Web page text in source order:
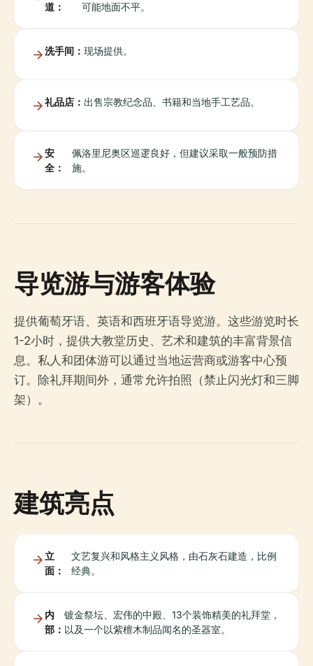
道：
可能地面不平。
洗手间： 现场提供。
礼品店： 出售宗教纪念品、书籍和当地手工艺品。
安
全：
佩洛里尼奥区巡逻良好，但建议采取一般预防措
施。
导览游与游客体验
提供葡萄牙语、英语和西班牙语导览游。这些游览时长
1-2小时，提供大教堂历史、艺术和建筑的丰富背景信
息。私人和团体游可以通过当地运营商或游客中心预
订。除礼拜期间外，通常允许拍照（禁止闪光灯和三脚
架）。
建筑亮点
立
面：
文艺复兴和风格主义风格，由石灰石建造，比例
经典。
内
部：
镀金祭坛、宏伟的中殿、13个装饰精美的礼拜堂，
以及一个以紫檀木制品闻名的圣器室。